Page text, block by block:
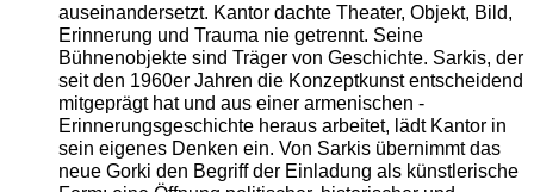
auseinandersetzt. Kantor dachte Theater, Objekt, Bild,
Erinnerung und Trauma nie getrennt. Seine
Bühnenobjekte sind Träger von Geschichte. Sarkis, der
seit den 1960er Jahren die Konzeptkunst entscheidend
mitgeprägt hat und aus einer armenischen ­
Erinnerungsgeschichte heraus arbeitet, lädt Kantor in
sein eigenes Denken ein. Von Sarkis übernimmt das
neue Gorki den Begriff der Einladung als künstlerische